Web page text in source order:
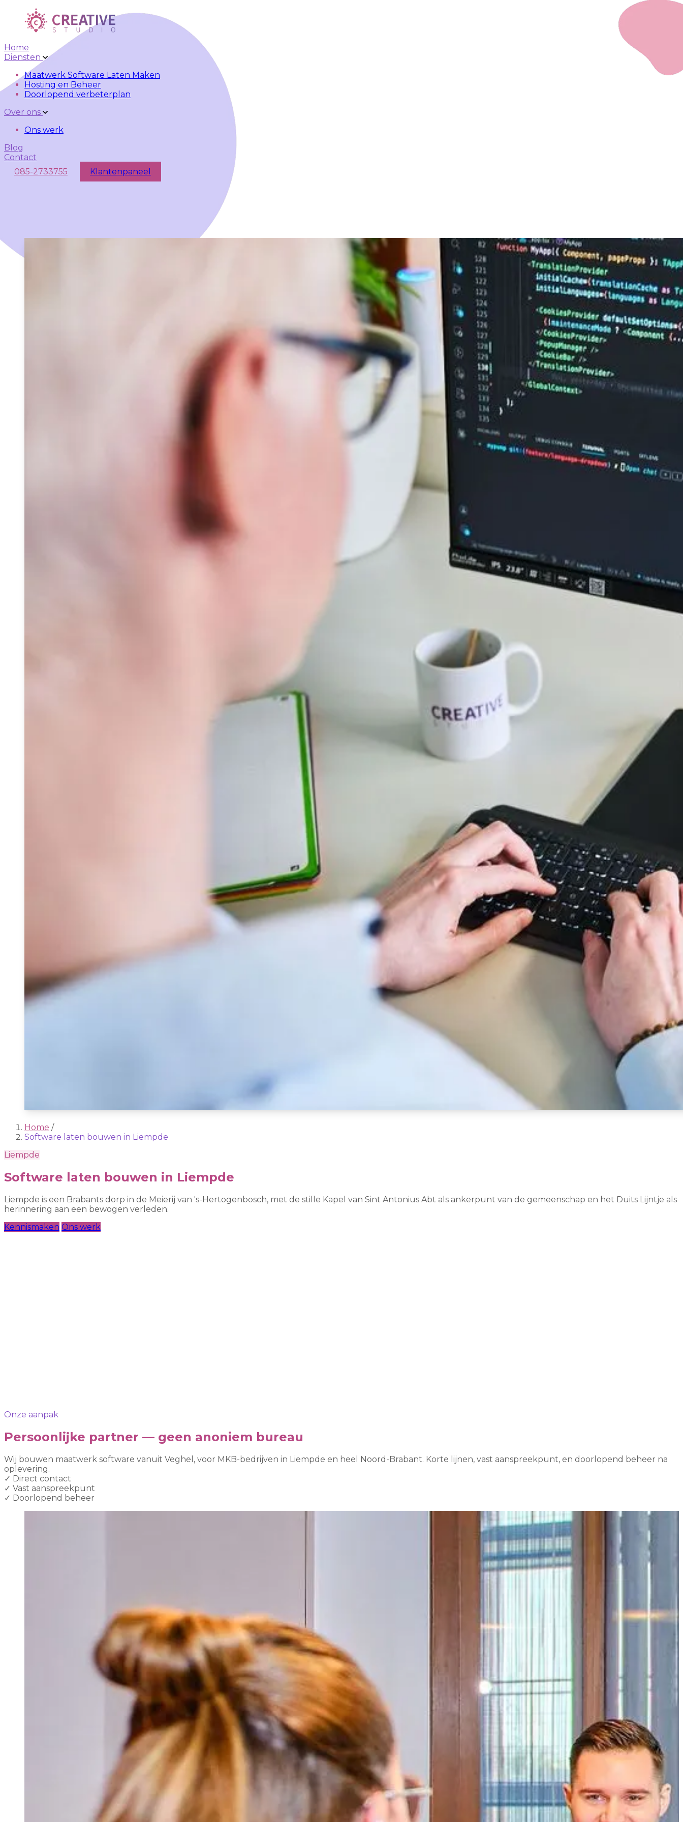
Skip to main content Skip to navigation
Home
Diensten
Maatwerk Software Laten Maken
Hosting en Beheer
Doorlopend verbeterplan
Over ons
Ons werk
Blog
Contact
085-2733755
Klantenpaneel
Home /
Software laten bouwen in Liempde
Liempde
Software laten bouwen in Liempde
Liempde is een Brabants dorp in de Meierij van 's-Hertogenbosch, met de stille Kapel van Sint Antonius Abt als ankerpunt van de gemeenschap en het Duits Lijntje als
herinnering aan een bewogen verleden.
Kennismaken Ons werk
Onze aanpak
Persoonlijke partner — geen anoniem bureau
Wij bouwen maatwerk software vanuit Veghel, voor MKB-bedrijven in Liempde en heel Noord-Brabant. Korte lijnen, vast aanspreekpunt, en doorlopend beheer na
oplevering.
✓ Direct contact
✓ Vast aanspreekpunt
✓ Doorlopend beheer